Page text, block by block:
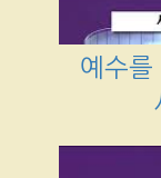
예수를